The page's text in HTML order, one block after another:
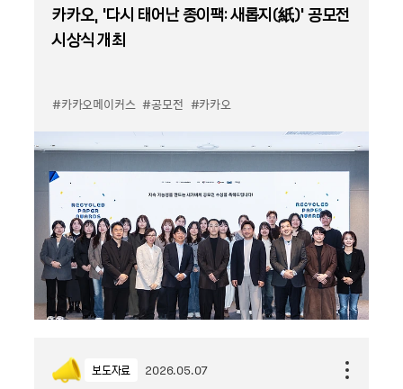
카카오, ‘다시 태어난 종이팩: 새롭지(紙)’ 공모전
시상식 개최
#카카오메이커스 #공모전 #카카오
보도자료 2026.05.07